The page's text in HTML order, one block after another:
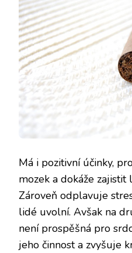
Má i pozitivní účinky,
mozek a dokáže zajistit
Zároveň odplavuje
lidé uvolní. Avšak na
není prospěšná pro
jeho činnost a zvyšuje